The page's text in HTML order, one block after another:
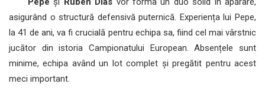
asigurând o structură defensivă puternică. Experiența lui Pepe,
la 41 de ani, va fi crucială pentru echipa sa, fiind cel mai vârstnic
jucător din istoria Campionatului European. Absențele sunt
minime, echipa având un lot complet și pregătit pentru acest
meci important.